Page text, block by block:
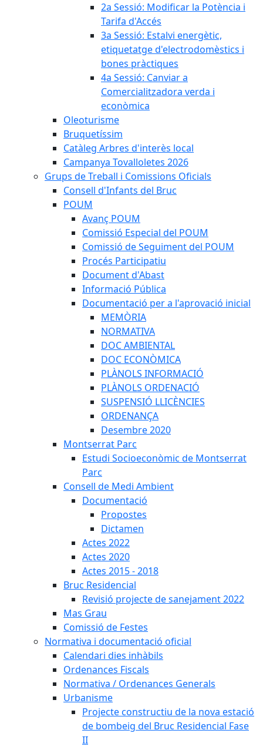
2a Sessió: Modificar la Potència i
Tarifa d'Accés
3a Sessió: Estalvi energètic,
etiquetatge d'electrodomèstics i
bones pràctiques
4a Sessió: Canviar a
Comercialitzadora verda i
econòmica
Oleoturisme
Bruquetíssim
Catàleg Arbres d'interès local
Campanya Tovalloletes 2026
Grups de Treball i Comissions Oficials
Consell d'Infants del Bruc
POUM
Avanç POUM
Comissió Especial del POUM
Comissió de Seguiment del POUM
Procés Participatiu
Document d'Abast
Informació Pública
Documentació per a l'aprovació inicial
MEMÒRIA
NORMATIVA
DOC AMBIENTAL
DOC ECONÒMICA
PLÀNOLS INFORMACIÓ
PLÀNOLS ORDENACIÓ
SUSPENSIÓ LLICÈNCIES
ORDENANÇA
Desembre 2020
Montserrat Parc
Estudi Socioeconòmic de Montserrat
Parc
Consell de Medi Ambient
Documentació
Propostes
Dictamen
Actes 2022
Actes 2020
Actes 2015 - 2018
Bruc Residencial
Revisió projecte de sanejament 2022
Mas Grau
Comissió de Festes
Normativa i documentació oficial
Calendari dies inhàbils
Ordenances Fiscals
Normativa / Ordenances Generals
Urbanisme
Projecte constructiu de la nova estació
de bombeig del Bruc Residencial Fase
II